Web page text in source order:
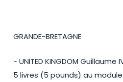
GRANDE-BRETAGNE
- UNITED KINGDOM Guillaume
5 livres (5 pounds) au